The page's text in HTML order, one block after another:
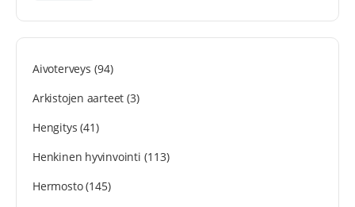
Aivoterveys (94)
Arkistojen aarteet (3)
Hengitys (41)
Henkinen hyvinvointi (113)
Hermosto(145)